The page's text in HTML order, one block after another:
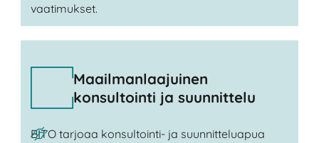
vaatimukset.
Maailmanlaajuinen
konsultointi ja suunnittelu
BITO tarjoaa konsultointi- ja suunnitteluapua